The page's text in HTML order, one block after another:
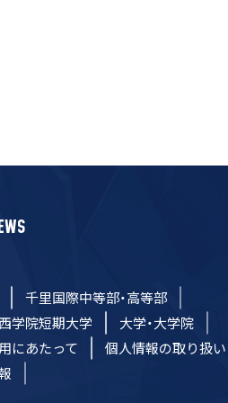
千里国際中等部・高等部
学院短期大学
大学・大学院
にあたって
個人情報の取り扱い